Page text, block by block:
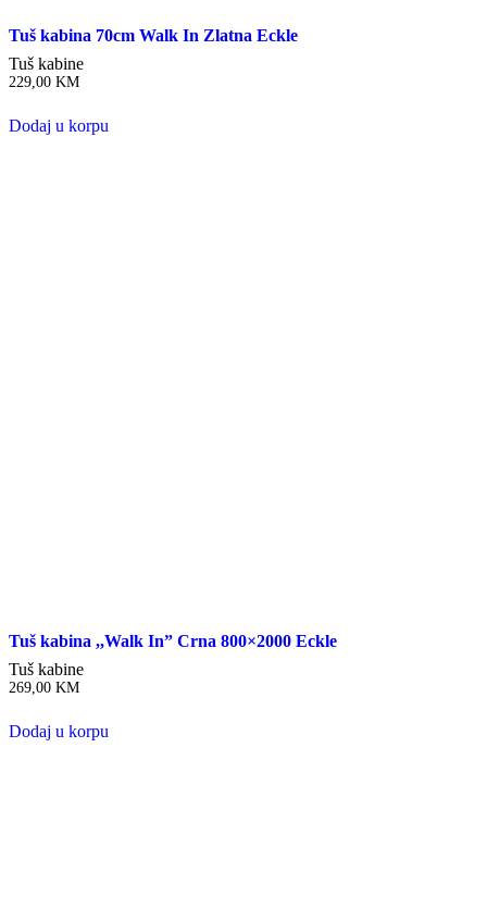
Tuš kabina 70cm Walk In Zlatna Eckle
Tuš kabine
229,00 KM
Dodaj u korpu
Tuš kabina ,,Walk In” Crna 800×2000 Eckle
Tuš kabine
269,00 KM
Dodaj u korpu